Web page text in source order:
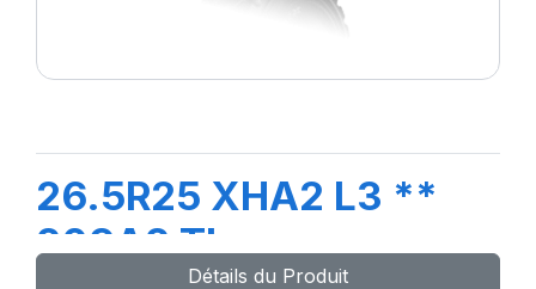
26.5R25 XHA2 L3 **
209A2 TL
Détails du Produit